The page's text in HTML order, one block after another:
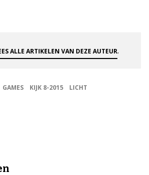
ALLE ARTIKELEN VAN DEZE AUTEUR.
GAMES KIJK 8-2015
LICHT